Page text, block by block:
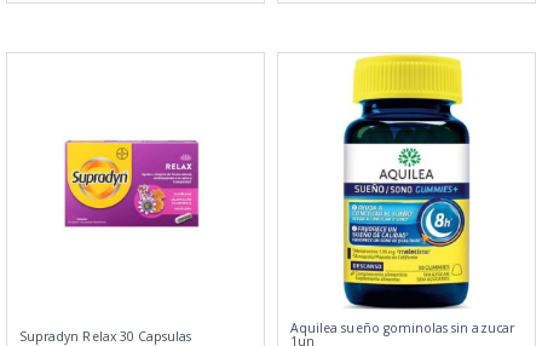
Supradyn Relax 30 Capsulas Aquilea sueño gominolas sin azucar
1un